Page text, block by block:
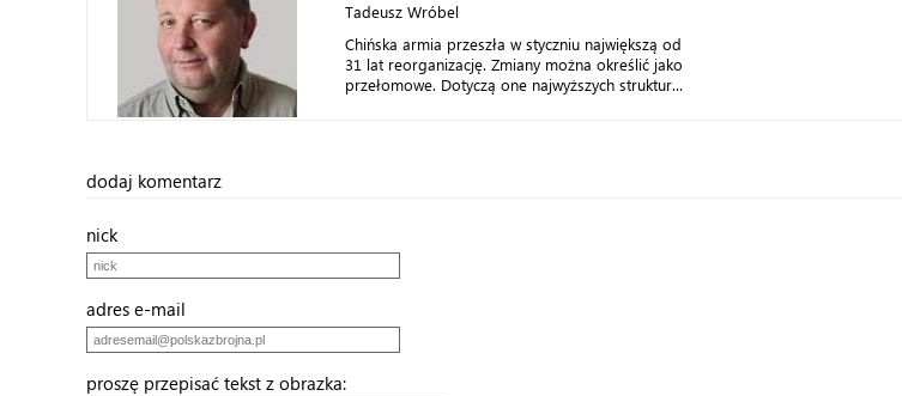
Tadeusz Wróbel
Chińska armia przeszła w styczniu największą od
31 lat reorganizację. Zmiany można określić jako
przełomowe. Dotyczą one najwyższych struktur...
dodaj komentarz
nick
adres e-mail
proszę przepisać tekst z obrazka: